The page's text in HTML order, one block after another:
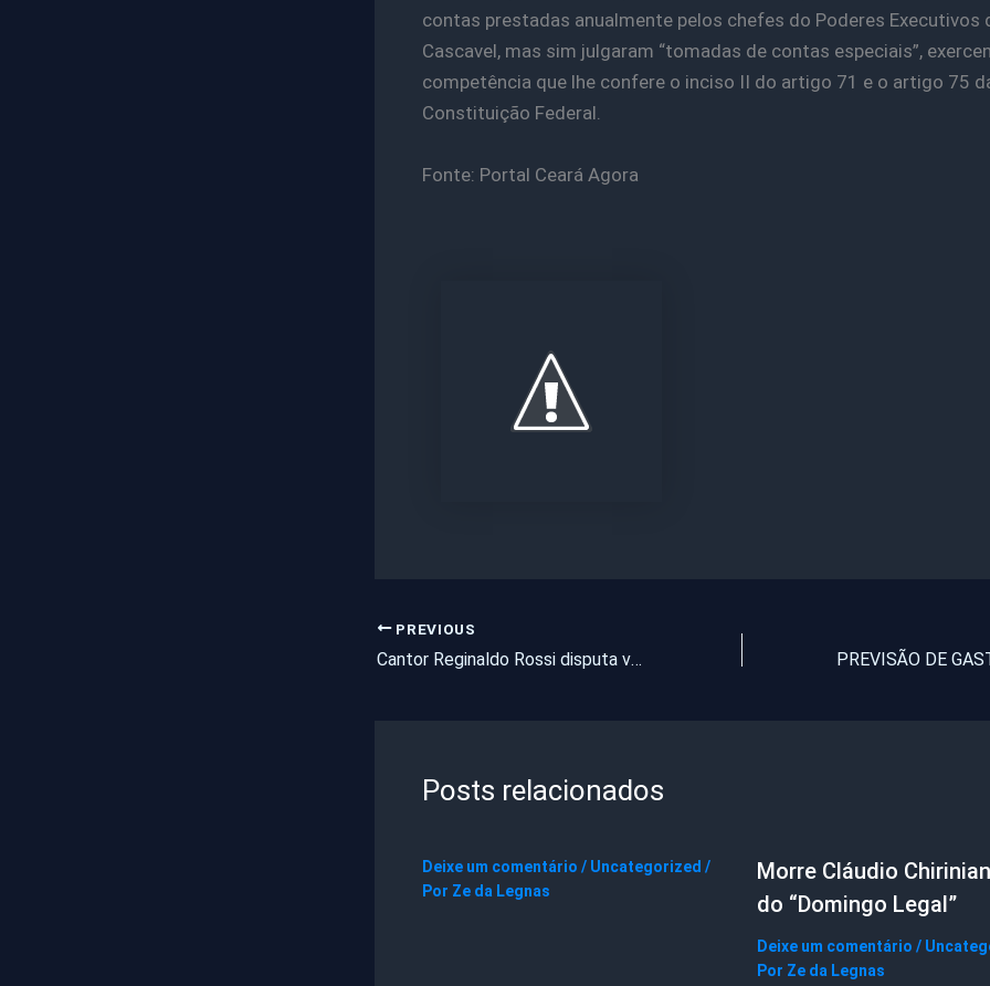
contas prestadas anualmente pelos chefes do Poderes Executivos
Cascavel, mas sim julgaram “tomadas de contas especiais”,
competência que lhe confere o inciso II do artigo 71 e o artigo 75
Constituição Federal.
Fonte: Portal Ceará Agora
PREVIOUS
Cantor Reginaldo Rossi disputa vaga de deputado estadual em Pernambuco
Posts relacionados
Deixe um comentário / Uncategorized /
Por Ze da Legnas
Morre Cláudio
do “Domingo Legal”
Deixe um comentário /
Por Ze da Legnas